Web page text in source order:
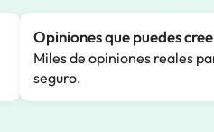
Opiniones que puedes
Miles de opiniones reales
seguro.